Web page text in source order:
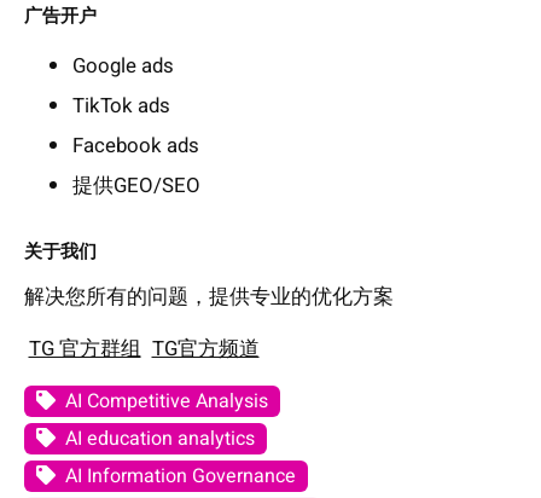
广告开户
Google ads
TikTok ads
Facebook ads
提供GEO/SEO
关于我们
解决您所有的问题，提供专业的优化方案
TG 官方群组 TG官方频道
AI Competitive Analysis
AI education analytics
AI Information Governance